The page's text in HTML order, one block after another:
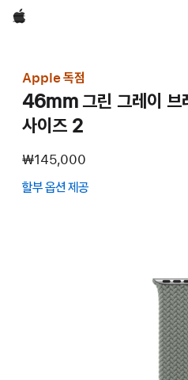
Apple
Apple 독점
46mm 그린 그레이 브
사이즈 2
₩145,000
할부 옵션 제공